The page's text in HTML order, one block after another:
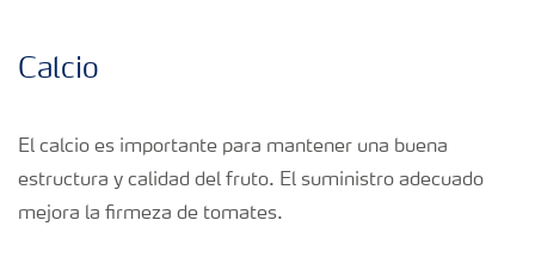
Calcio
El calcio es importante para mantener una buena
estructura y calidad del fruto. El suministro adecuado
mejora la firmeza de tomates.